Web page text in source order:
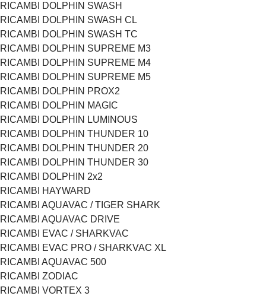
RICAMBI DOLPHIN SWASH
RICAMBI DOLPHIN SWASH CL
RICAMBI DOLPHIN SWASH TC
RICAMBI DOLPHIN SUPREME M3
RICAMBI DOLPHIN SUPREME M4
RICAMBI DOLPHIN SUPREME M5
RICAMBI DOLPHIN PROX2
RICAMBI DOLPHIN MAGIC
RICAMBI DOLPHIN LUMINOUS
RICAMBI DOLPHIN THUNDER 10
RICAMBI DOLPHIN THUNDER 20
RICAMBI DOLPHIN THUNDER 30
RICAMBI DOLPHIN 2x2
RICAMBI HAYWARD
RICAMBI AQUAVAC / TIGER SHARK
RICAMBI AQUAVAC DRIVE
RICAMBI EVAC / SHARKVAC
RICAMBI EVAC PRO / SHARKVAC XL
RICAMBI AQUAVAC 500
RICAMBI ZODIAC
RICAMBI VORTEX 3